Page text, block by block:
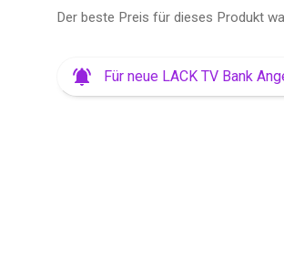
Der beste Preis für dieses Produkt
Für neue LACK TV Bank